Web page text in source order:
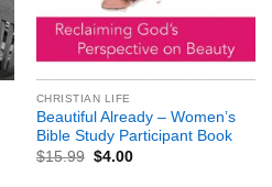
CHRISTIAN LIFE
Beautiful Already – Women’s
Bible Study Participant Book
$15.99 $4.00